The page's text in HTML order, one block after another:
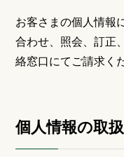
お客さまの個人情報
合わせ、照会、訂正
絡窓口にてご請求く
個人情報の取